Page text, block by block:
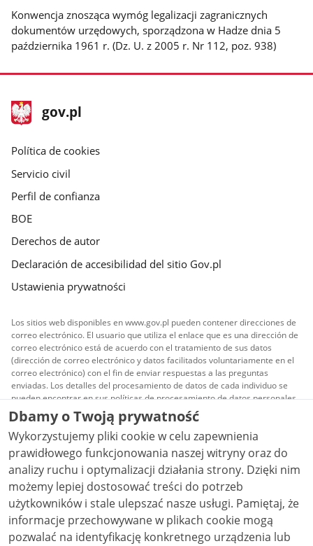
Konwencja znosząca wymóg legalizacji zagranicznych
dokumentów urzędowych, sporządzona w Hadze dnia 5
października 1961 r. (Dz. U. z 2005 r. Nr 112, poz. 938)
stopka
gov.pl
Página
gov.pl
gov.pl
Política de cookies
Servicio civil
Perfil de confianza
BOE
Derechos de autor
Declaración de accesibilidad del sitio Gov.pl
Ustawienia prywatności
Los sitios web disponibles en www.gov.pl pueden contener direcciones de
correo electrónico. El usuario que utiliza el enlace que es una dirección de
correo electrónico está de acuerdo con el tratamiento de sus datos
(dirección de correo electrónico y datos facilitados voluntariamente en el
correo electrónico) con el fin de enviar respuestas a las preguntas
enviadas. Los detalles del procesamiento de datos de cada individuo se
pueden encontrar en sus políticas de procesamiento de datos personales.
Todo el contenido publicado en el sitio es licenciado
Creative Commons Reconocimiento 3.0 Polonia
menos que se indique lo contrario.
Dbamy o Twoją prywatność
Wykorzystujemy pliki cookie w celu zapewnienia
prawidłowego funkcjonowania naszej witryny oraz do
analizy ruchu i optymalizacji działania strony. Dzięki nim
możemy lepiej dostosować treści do potrzeb
użytkowników i stale ulepszać nasze usługi. Pamiętaj, że
informacje przechowywane w plikach cookie mogą
pozwalać na identyfikację konkretnego urządzenia lub